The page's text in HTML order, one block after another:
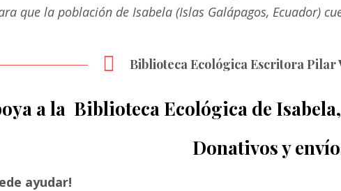
que la población de Isabela (Islas Galápagos, Ecuador)
Biblioteca Ecológica Escritora
a la Biblioteca Ecológica de
Donativos y
ayudar!